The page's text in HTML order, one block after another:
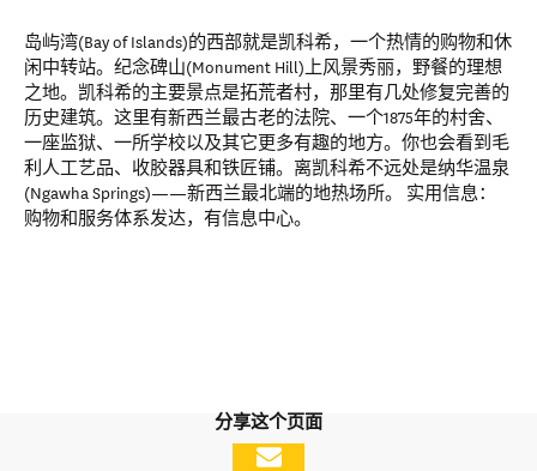
岛屿湾(Bay of Islands)的西部就是凯科希，一个热情的购物和休
闲中转站。纪念碑山(Monument Hill)上风景秀丽，野餐的理想
之地。凯科希的主要景点是拓荒者村，那里有几处修复完善的
历史建筑。这里有新西兰最古老的法院、一个1875年的村舍、
一座监狱、一所学校以及其它更多有趣的地方。你也会看到毛
利人工艺品、收胶器具和铁匠铺。离凯科希不远处是纳华温泉
(Ngawha Springs)——新西兰最北端的地热场所。 实用信息：
购物和服务体系发达，有信息中心。
分享这个页面